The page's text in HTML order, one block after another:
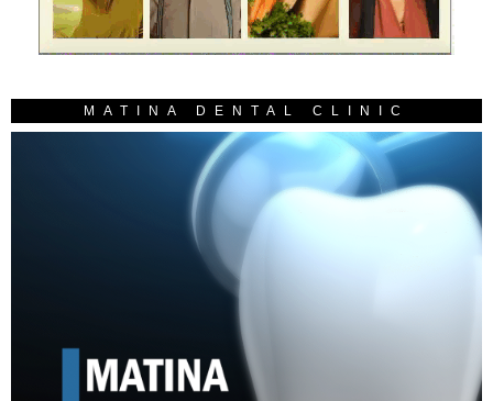
MATINA DENTAL CLINIC